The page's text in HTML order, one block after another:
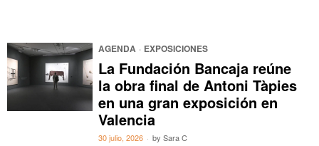
AGENDA · EXPOSICIONES
La Fundación Bancaja reúne
la obra final de Antoni Tàpies
en una gran exposición en
Valencia
30 julio, 2026 bySara C